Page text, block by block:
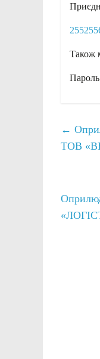
Також
Пароль
←
ТОВ